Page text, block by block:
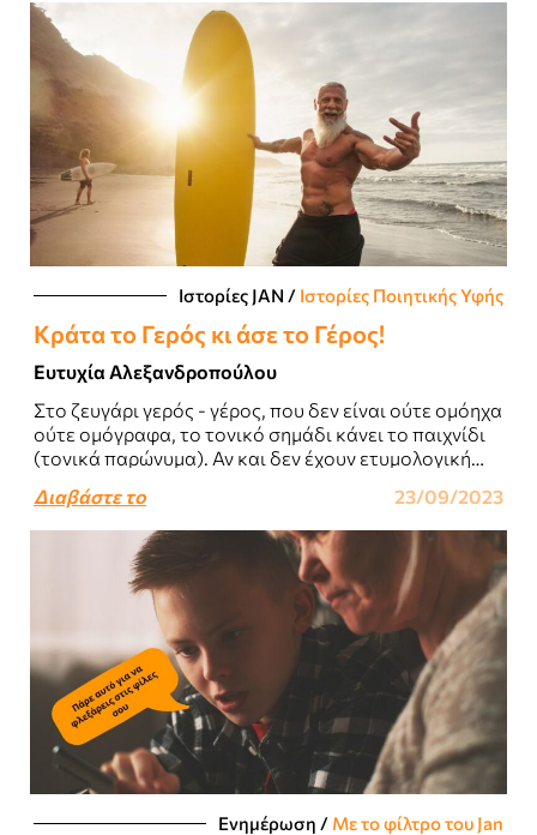
Ιστορίες JΑΝ / Ιστορίες Ποιητικής Υφής
Κράτα το Γερός κι άσε το Γέρος!
Ευτυχία Αλεξανδροπούλου
Στο ζευγάρι γερός - γέρος, που δεν είναι ούτε ομόηχα
ούτε ομόγραφα, το τονικό σημάδι κάνει το παιχνίδι
(τονικά παρώνυμα). Αν και δεν έχουν ετυμολογική
Διαβάστε το 23/09/2023
Ενημέρωση / Με το φίλτρο του Jan